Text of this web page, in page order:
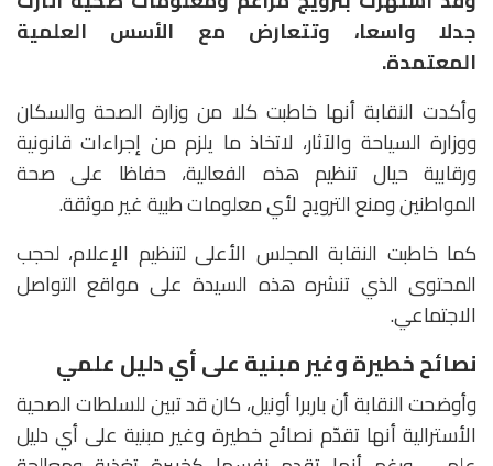
جدلا واسعا، وتتعارض مع الأسس العلمية
المعتمدة.
وأكدت النقابة أنها خاطبت كلا من وزارة الصحة والسكان
ووزارة السياحة والآثار، لاتخاذ ما يلزم من إجراءات قانونية
ورقابية حيال تنظيم هذه الفعالية، حفاظا على صحة
المواطنين ومنع الترويج لأي معلومات طبية غير موثقة.
كما خاطبت النقابة المجلس الأعلى لتنظيم الإعلام، لحجب
المحتوى الذي تنشره هذه السيدة على مواقع التواصل
الاجتماعي.
نصائح خطيرة وغير مبنية على أي دليل علمي
وأوضحت النقابة أن باربرا أونيل، كان قد تبين للسلطات الصحية
الأسترالية أنها تقدّم نصائح خطيرة وغير مبنية على أي دليل